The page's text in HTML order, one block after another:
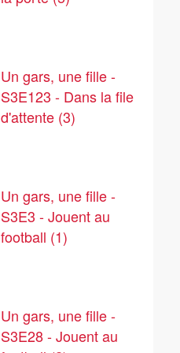
Un gars, une fille -
S3E123 - Dans la file
d'attente (3)
Un gars, une fille -
S3E3 - Jouent au
football (1)
Un gars, une fille -
S3E28 - Jouent au